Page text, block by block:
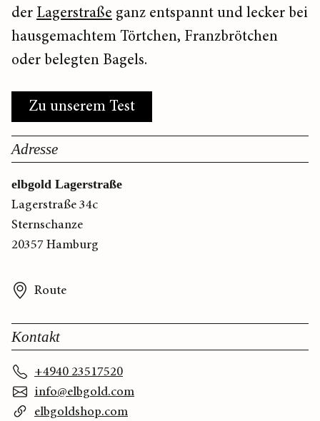
der Lagerstraße ganz entspannt und lecker bei
hausgemachtem Törtchen, Franzbrötchen
oder belegten Bagels.
Zu unserem Test
Adresse
elbgold Lagerstraße
Lagerstraße 34c
Sternschanze
20357 Hamburg
Route
Kontakt
+4940 23517520
info@elbgold.com
elbgoldshop.com